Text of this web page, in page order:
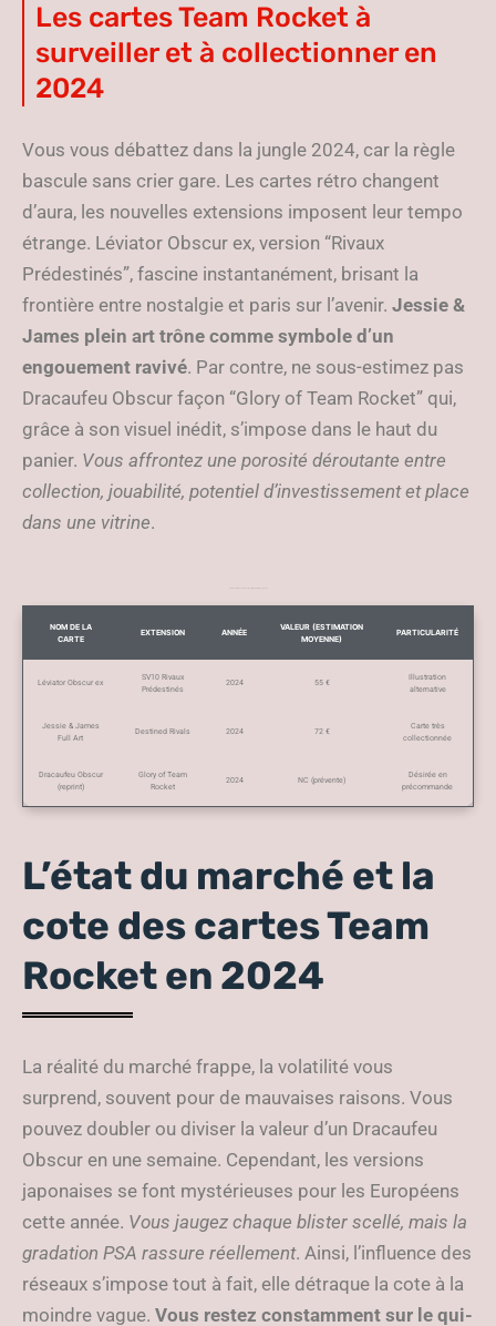
Les cartes Team Rocket à
surveiller et à collectionner en
2024
Vous vous débattez dans la jungle 2024, car la règle
bascule sans crier gare. Les cartes rétro changent
d’aura, les nouvelles extensions imposent leur tempo
étrange. Léviator Obscur ex, version “Rivaux
Prédestinés”, fascine instantanément, brisant la
frontière entre nostalgie et paris sur l’avenir. Jessie &
James plein art trône comme symbole d’un
engouement ravivé. Par contre, ne sous-estimez pas
Dracaufeu Obscur façon “Glory of Team Rocket” qui,
grâce à son visuel inédit, s’impose dans le haut du
panier. Vous affrontez une porosité déroutante entre
collection, jouabilité, potentiel d’investissement et place
dans une vitrine.
NOM DE LA
CARTE
EXTENSION ANNÉE
VALEUR (ESTIMATION
MOYENNE)
PARTICULARITÉ
Léviator Obscur ex
SV10 Rivaux
Prédestinés
2024 55 €
Illustration
alternative
Jessie & James
Full Art
Destined Rivals 2024 72 €
Carte très
collectionnée
Dracaufeu Obscur
(reprint)
Glory of Team
Rocket
2024 NC (prévente)
Désirée en
précommande
L’état du marché et la
cote des cartes Team
Rocket en 2024
La réalité du marché frappe, la volatilité vous
surprend, souvent pour de mauvaises raisons. Vous
pouvez doubler ou diviser la valeur d’un Dracaufeu
Obscur en une semaine. Cependant, les versions
japonaises se font mystérieuses pour les Européens
cette année. Vous jaugez chaque blister scellé, mais la
gradation PSA rassure réellement. Ainsi, l’influence des
réseaux s’impose tout à fait, elle détraque la cote à la
moindre vague. Vous restez constamment sur le qui-